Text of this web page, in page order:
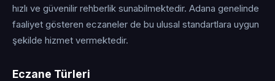
hızlı ve güvenilir rehberlik sunabilmektedir. Adana genelinde
faaliyet gösteren eczaneler de bu ulusal standartlara uygun
şekilde hizmet vermektedir.
Eczane Türleri